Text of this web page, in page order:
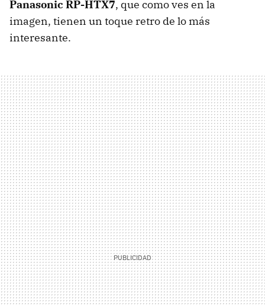
Panasonic RP-HTX7, que como ves en la
imagen, tienen un toque retro de lo más
interesante.